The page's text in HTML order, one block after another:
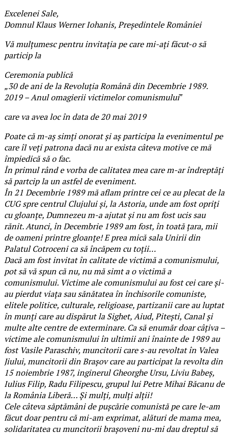
Excelenei Sale,
Domnul Klaus Werner Iohanis, Preşedintele României
Vă mulţumesc pentru invitaţia pe care mi-aţi făcut-o să
particip la
Ceremonia publică
„30 de ani de la Revoluţia Română din Decembrie 1989.
2019 – Anul omagierii victimelor comunismului‟
care va avea loc în data de 20 mai 2019
Poate că m-aş simţi onorat şi aş participa la evenimentul pe
care îl veţi patrona dacă nu ar exista câteva motive ce mă
împiedică să o fac.
În primul rând e vorba de calitatea mea care m-ar îndreptăţi
să partcip la un astfel de eveniment.
În 21 Decembrie 1989 mă aflam printre cei ce au plecat de la
CUG spre centrul Clujului şi, la Astoria, unde am fost opriţi
cu gloanţe, Dumnezeu m-a ajutat şi nu am fost ucis sau
rănit. Atunci, în Decembrie 1989 am fost, în toată ţara, mii
de oameni printre gloanţe! E prea mică sala Unirii din
Palatul Cotroceni ca să încăpem cu toţii…
Dacă am fost invitat în calitate de victimă a comunismului,
pot să vă spun că nu, nu mă simt a o victimă a
comunismului. Victime ale comunismului au fost cei care şi-
au pierdut viaţa sau sănătatea în închisorile comuniste,
elitele politice, culturale, religioase, partizanii care au luptat
în munţi care au dispărut la Sighet, Aiud, Piteşti, Canal şi
multe alte centre de exterminare. Ca să enumăr doar câţiva –
victime ale comunismului în ultimii ani înainte de 1989 au
fost Vasile Paraschiv, muncitorii care s-au revoltat în Valea
Jiului, muncitorii din Braşov care au participat la revolta din
15 noiembrie 1987, inginerul Gheorghe Ursu, Liviu Babeş,
Iulius Filip, Radu Filipescu, grupul lui Petre Mihai Băcanu de
la România Liberă… Şi mulţi, mulţi alţii!
Cele câteva săptămâni de puşcărie comunistă pe care le-am
făcut doar pentru că mi-am exprimat, alături de mama mea,
solidaritatea cu muncitorii braşoveni nu-mi dau dreptul să